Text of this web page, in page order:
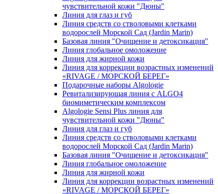
чувcтвительной кожи "Дюны"
Линия для глаз и губ
Линия средств со стволовыми клетками
водорослей Морской Сад (Jardin Marin)
Базовая линия "Очищение и детоксикация"
Линия глобальное омоложение
Линия для жирной кожи
Линия для коррекции возрастных изменений
«RIVAGE / МОРСКОЙ БЕРЕГ»
Подарочные наборы Algologie
Ревитализирующая линия с ALGO4
биомиметическим комплексом
Algologie Sensi Plus линия для
чувcтвительной кожи "Дюны"
Линия для глаз и губ
Линия средств со стволовыми клетками
водорослей Морской Сад (Jardin Marin)
Базовая линия "Очищение и детоксикация"
Линия глобальное омоложение
Линия для жирной кожи
Линия для коррекции возрастных изменений
«RIVAGE / МОРСКОЙ БЕРЕГ»